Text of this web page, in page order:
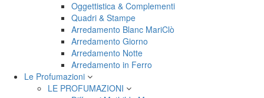
Oggettistica & Complementi
Quadri & Stampe
Arredamento Blanc MariClò
Arredamento Giorno
Arredamento Notte
Arredamento in Ferro
Le Profumazioni
LE PROFUMAZIONI